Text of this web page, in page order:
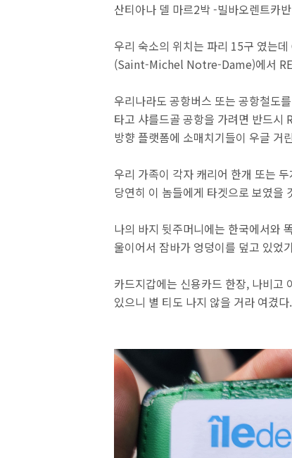
산티아나 델 마르2박 -빌바오렌트카
우리 숙소의 위치는 파리 15구 였는
(Saint-Michel Notre-Dame)에서
우리나라도 공항버스 또는 공항철도
타고 샤를드골 공항을 가려면 반드시
방향 플랫폼에 소매치기들이 우글 거
우리 가족이 각자 캐리어 한개 또는
당연히 이 놈들에게 타겟으로 보였을
나의 바지 뒷주머니에는 한국에서와
울이어서 잠바가 엉덩이를 덮고 있었
카드지갑에는 신용카드 한장, 나비고
있으니 별 티도 나지 않을 거라 여겼다.